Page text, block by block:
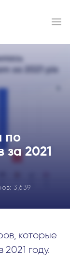
по
2021
3,639
которые
2021 году.